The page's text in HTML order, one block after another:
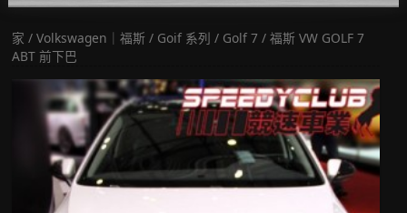
家 / Volkswagen｜福斯/ Goif 系列 / Golf 7 / 福斯 VW GOLF 7
ABT 前下巴